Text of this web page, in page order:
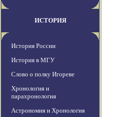
ИСТОРИЯ
История России
История в МГУ
Слово о полку Игореве
Хронология и
парахронология
Астрономия и Хронология